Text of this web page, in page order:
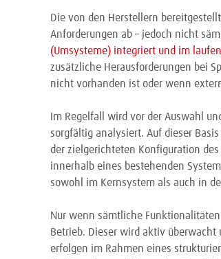
Die von den Herstellern
Anforderungen ab – jedoch nicht
(Umsysteme) integriert und im
zusätzliche Herausforderungen bei
nicht vorhanden ist oder wenn
Im Regelfall wird vor der Auswahl
sorgfältig analysiert. Auf dieser
der zielgerichteten Konfiguration
innerhalb eines bestehenden
sowohl im Kernsystem als auch in
Nur wenn sämtliche
Betrieb. Dieser wird aktiv
erfolgen im Rahmen eines